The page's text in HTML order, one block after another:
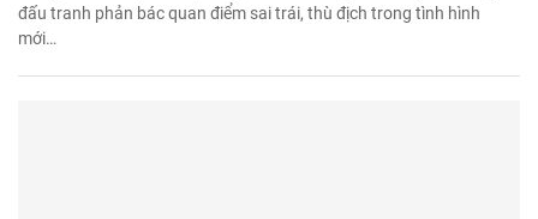
đấu tranh phản bác quan điểm sai trái, thù địch trong tình hình
mới…